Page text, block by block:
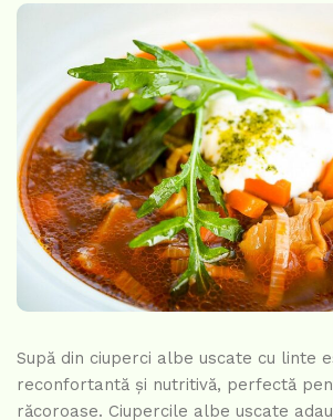
Supă din ciuperci albe uscate cu linte
reconfortantă și nutritivă, perfectă
răcoroase. Ciupercile albe uscate